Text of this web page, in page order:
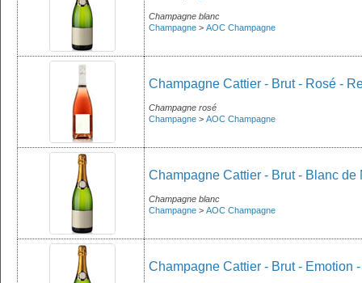
Champagne blanc
Champagne > AOC Champagne
Champagne Cattier - Brut - Rosé -
Champagne rosé
Champagne > AOC Champagne
Champagne Cattier - Brut - Blanc de
Champagne blanc
Champagne > AOC Champagne
Champagne Cattier - Brut - Emotion